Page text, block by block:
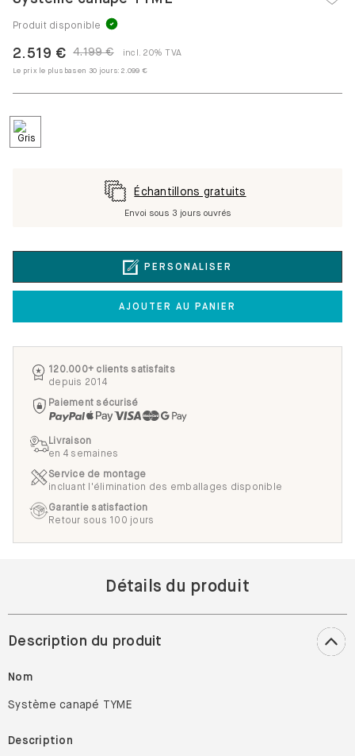
Produit disponible
4.199 €
2.519 € incl. 20% TVA
Le prix le plus bas en 30 jours: 2.099 €
PERSONALISER
AJOUTER AU PANIER
Échantillons gratuits
Envoi sous 3 jours ouvrés
120.000+ clients satisfaits
depuis 2014
Paiement sécurisé
Livraison
en 4 semaines
Service de montage
incluant l'élimination des emballages disponible
Garantie satisfaction
Retour sous 100 jours
Détails du produit
Description du produit
Nom
Système canapé TYME
Description